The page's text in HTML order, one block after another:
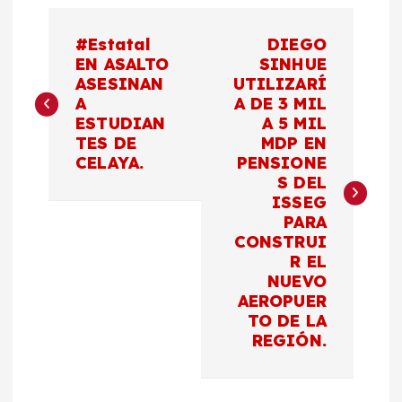
v
#Estatal
EN ASALTO
ASESINAN
A
ESTUDIAN
TES DE
CELAYA.
DIEGO
SINHUE
UTILIZARÍ
A DE 3 MIL
A 5 MIL
MDP EN
PENSIONE
S DEL
ISSEG
PARA
CONSTRUI
R EL
NUEVO
AEROPUER
TO DE LA
REGIÓN.